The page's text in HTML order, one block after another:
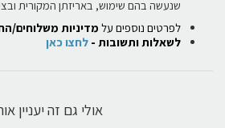
שנעשה בהם שימוש, באריזתן המקורית
לפרטים נוספים על מדיניות משלוחים/
לשאלות ותשובות - לחצו כאן
אולי גם זה יעניין